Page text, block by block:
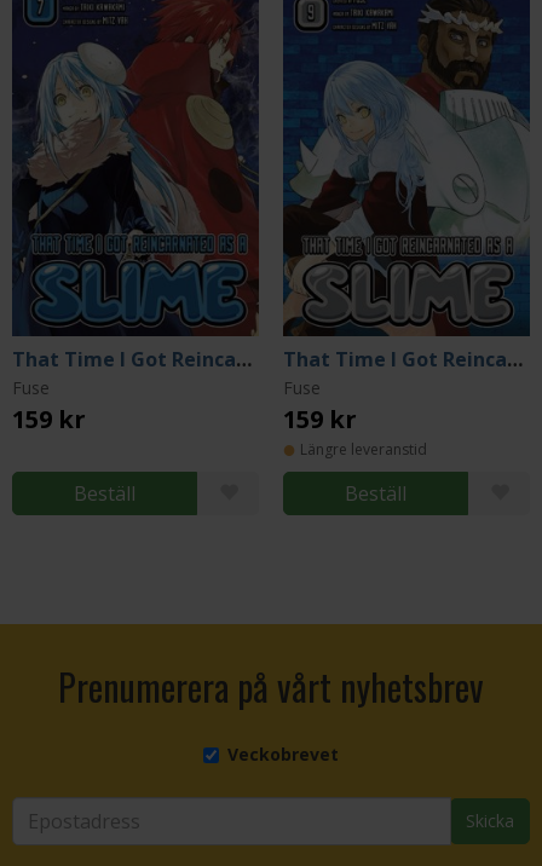
That Time I Got Reincarnated as a Slime 7
Fuse
159 kr
Beställ
That Time I Got Reincarnated as a Slime 9
Fuse
159 kr
Längre leveranstid
Beställ
Prenumerera på vårt nyhetsbrev
Veckobrevet
Skicka